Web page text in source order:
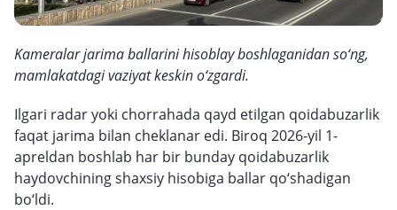
Kameralar jarima ballarini hisoblay boshlaganidan so‘ng,
mamlakatdagi vaziyat keskin o‘zgardi.
Ilgari radar yoki chorrahada qayd etilgan qoidabuzarlik
faqat jarima bilan cheklanar edi. Biroq 2026-yil 1-
apreldan boshlab har bir bunday qoidabuzarlik
haydovchining shaxsiy hisobiga ballar qo‘shadigan
bo‘ldi.